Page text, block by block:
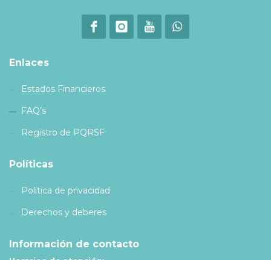
Enlaces
Estados Financieros
FAQ’s
Registro de PQRSF
Políticas
Política de privacidad
Derechos y deberes
Información de contacto